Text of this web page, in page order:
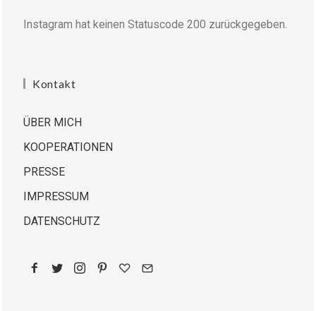
Instagram hat keinen Statuscode 200 zurückgegeben.
Kontakt
ÜBER MICH
KOOPERATIONEN
PRESSE
IMPRESSUM
DATENSCHUTZ